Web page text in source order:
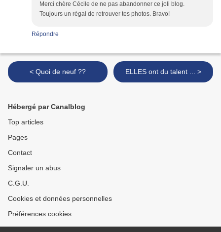
Merci chère Cécile de ne pas abandonner ce joli blog.
Toujours un régal de retrouver tes photos. Bravo!
Répondre
< Quoi de neuf ?? ELLES ont du talent ... >
Hébergé par Canalblog
Top articles
Pages
Contact
Signaler un abus
C.G.U.
Cookies et données personnelles
Préférences cookies